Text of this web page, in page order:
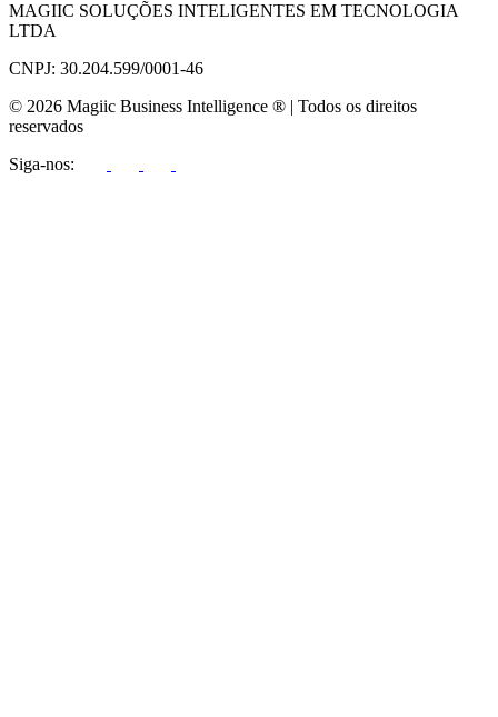
MAGIIC SOLUÇÕES INTELIGENTES EM TECNOLOGIA
LTDA
CNPJ: 30.204.599/0001-46
© 2026 Magiic Business Intelligence ® | Todos os direitos
reservados
Siga-nos: